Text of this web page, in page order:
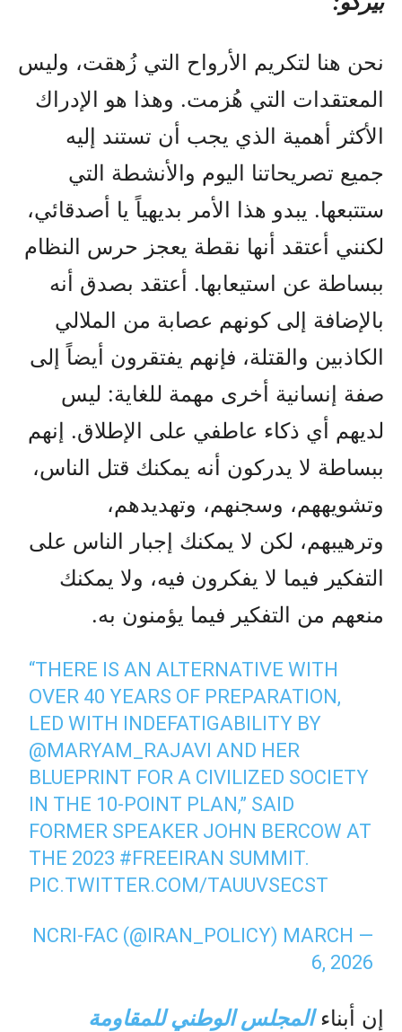
نحن هنا لتكريم الأرواح التي زُهقت، وليس
المعتقدات التي هُزمت. وهذا هو الإدراك
الأكثر أهمية الذي يجب أن تستند إليه
جميع تصريحاتنا اليوم والأنشطة التي
ستتبعها. يبدو هذا الأمر بديهياً يا أصدقائي،
لكنني أعتقد أنها نقطة يعجز حرس النظام
ببساطة عن استيعابها. أعتقد بصدق أنه
بالإضافة إلى كونهم عصابة من الملالي
الكاذبين والقتلة، فإنهم يفتقرون أيضاً إلى
صفة إنسانية أخرى مهمة للغاية: ليس
لديهم أي ذكاء عاطفي على الإطلاق. إنهم
ببساطة لا يدركون أنه يمكنك قتل الناس،
وتشويههم، وسجنهم، وتهديدهم،
وترهيبهم، لكن لا يمكنك إجبار الناس على
التفكير فيما لا يفكرون فيه، ولا يمكنك
منعهم من التفكير فيما يؤمنون به.
“THERE IS AN ALTERNATIVE WITH
OVER 40 YEARS OF PREPARATION,
LED WITH INDEFATIGABILITY BY
@MARYAM_RAJAVI AND HER
BLUEPRINT FOR A CIVILIZED SOCIETY
IN THE 10-POINT PLAN,” SAID
FORMER SPEAKER JOHN BERCOW AT
THE 2023 #FREEIRAN SUMMIT.
PIC.TWITTER.COM/TAUUVSECST
— NCRI-FAC (@IRAN_POLICY)
MARCH
6, 2026
إن أبناءالمجلس الوطني للمقاومة